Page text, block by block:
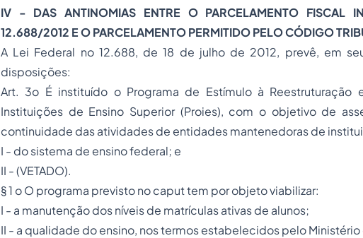
IV - DASANTINOMIAS ENTRE O PARCELAMENTO FISCAL
12.688/2012 E O PARCELAMENTO PERMITIDO PELO CÓDIGO
A Lei Federal no 12.688, de 18 de julho de 2012, prevê, em
disposições:
Art. 3o É instituído o Programa de Estímulo à Reestruturação
Instituições de Ensino Superior (Proies), com o objetivo de
continuidade das atividades de entidades mantenedoras de
I - do sistema de ensino federal; e
II - (VETADO).
§ 1 o O programa previsto no caput tem por objeto viabilizar:
I - a manutenção dos níveis de matrículas ativas de alunos;
II - a qualidade do ensino, nos termos estabelecidos pelo Ministério